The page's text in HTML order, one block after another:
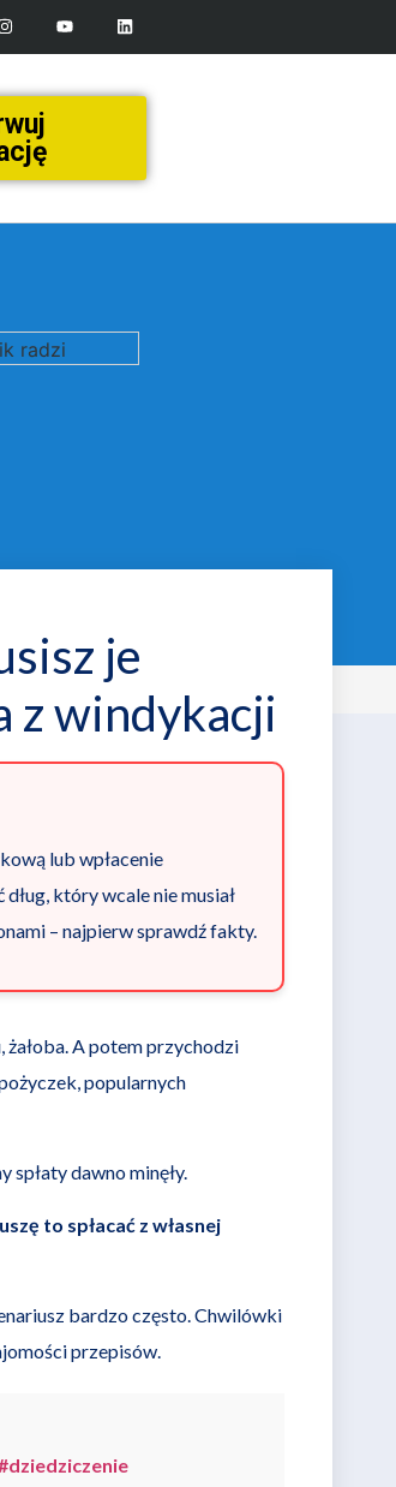
je
z windykacji
lub wpłacenie
który wcale nie musiał
– najpierw sprawdź fakty.
A potem przychodzi
popularnych
dawno minęły.
to spłacać z własnej
bardzo często. Chwilówki
przepisów.